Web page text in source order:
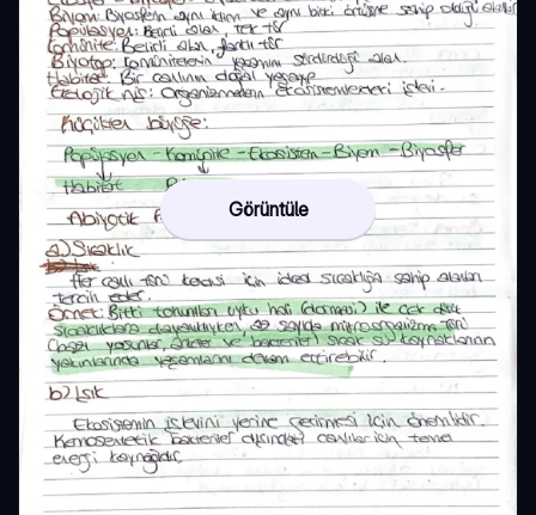
Görüntüle